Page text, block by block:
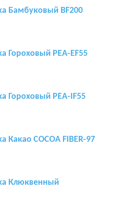
Бамбуковый BF200
Гороховый PEA-EF55
Гороховый PEA-IF55
Какао COCOA FIBER-97
Клюквенный